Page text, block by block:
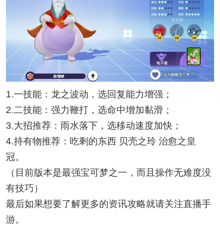
1.一技能：龙之波动，选回复能力增强；
2.二技能：强力鞭打，选命中增加黏滑；
3.大招推荐：雨水落下，选移动速度加快；
4.持有物推荐：吃剩的东西 贝壳之玲 治愈之皇
冠。
（目前版本是最强宝可梦之一，而且操作无难度没
有技巧）
最后如果想要了解更多的资讯攻略就请关注直播手
游。